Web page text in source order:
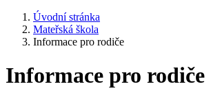
Úvodní stránka
Mateřská škola
Informace pro rodiče
Informace pro rodiče